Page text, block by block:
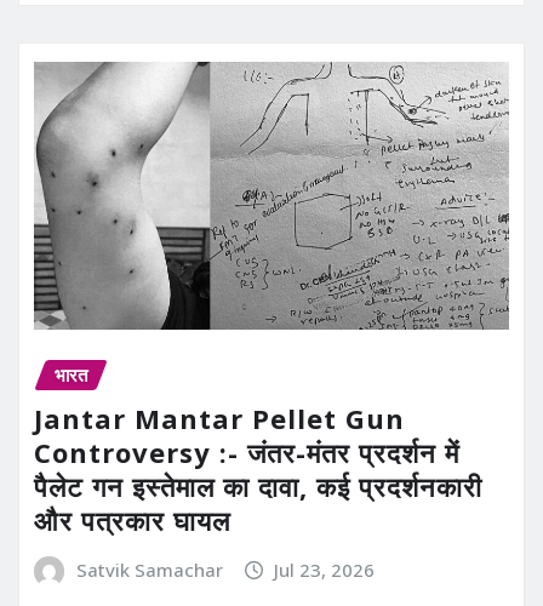
भारत
Jantar Mantar Pellet Gun
Controversy :- जंतर-मंतर प्रदर्शन में
पैलेट गन इस्तेमाल का दावा, कई प्रदर्शनकारी
और पत्रकार घायल
Satvik Samachar Jul 23, 2026